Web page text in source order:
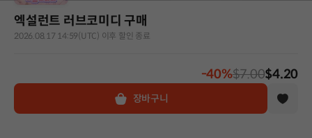
엑설런트 러브코미디 구매
2026.08.17 14:59(UTC) 이후 할인 종료
-40%$7.00$4.20
장바구니